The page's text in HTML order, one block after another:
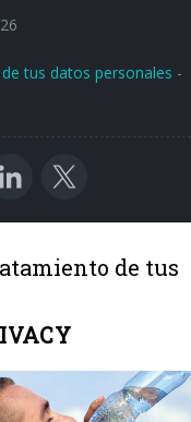
tus datos personales -
de tus